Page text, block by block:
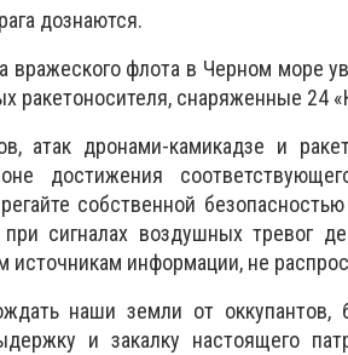
дознаются.
вражеского флота в Черном море
ракетоносителя, снаряженные 24
атак дронами-камикадзе и
достижения
собственной
сигналах воздушных тревог
источникам информации, не
наши земли от оккупантов,
и закалку настоящего